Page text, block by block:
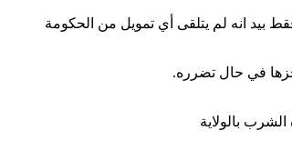
بيد انه لم يتلقى أي تمويل من الحكومة
في حال تضرره.
بالولاية